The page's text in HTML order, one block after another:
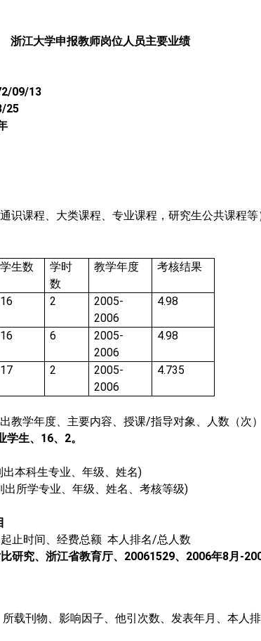
浙江大学申报教师岗位人员主要业绩
09/13
25
识课程、大类课程、专业课程，研究生公共课程等
学生数
学时
数
教学年度 考核结果
16 2
2005-
2006
4.98
16 6
2005-
2006
4.98
17 2
2005-
2006
4.735
教学年度、主要内容、授课/指导对象、人数（次
生、 16、 2。
出本科生专业、年级、姓名)
出所学专业、年级、姓名、考核等级)
止时间、经费总额 本人排名/总人数
研究、浙江省教育厅、 20061529、 2006年8月 -
载刊物、影响因子、他引次数、发表年月、本人